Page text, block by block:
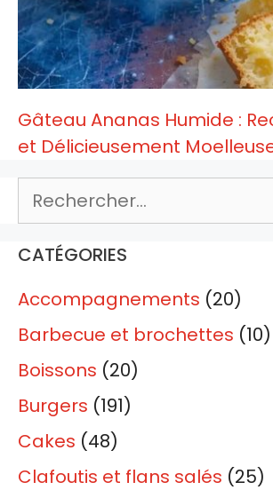
Gâteau Ananas Humide :
et Délicieusement
Rechercher :
CATÉGORIES
Accompagnements (20)
Barbecue et brochettes (10)
Boissons (20)
Burgers (191)
Cakes (48)
Clafoutis et flans salés (25)